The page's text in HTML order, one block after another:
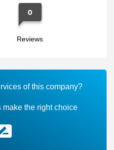
0
Reviews
of this company?
make the right choice